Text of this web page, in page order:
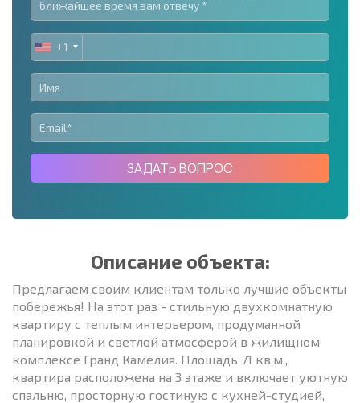
UNITED
STATES
+1
+1
ЗАДАТЬ ВОПРОС
Описание объекта:
Предлагаем своим клиентам только лучшие объекты
побережья! На этот раз - стильную двухкомнатную
квартиру с теплым интерьером, продуманной
планировкой и светлой атмосферой в жилищном
комплексе Гранд Камелия. Площадь 71 кв.м.,
квартира расположена на 3 этаже и включает уютную
спальню, просторную гостиную с кухней-студией,